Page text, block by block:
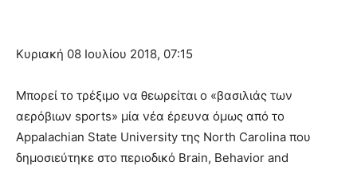
Κυριακή 08 Ιουλίου 2018, 07:15
Μπορεί το τρέξιμο να θεωρείται ο «βασιλιάς των
αερόβιων sports» μία νέα έρευνα όμως από το
Appalachian State University της North Carolina που
δημοσιεύτηκε στο περιοδικό Brain, Behavior and